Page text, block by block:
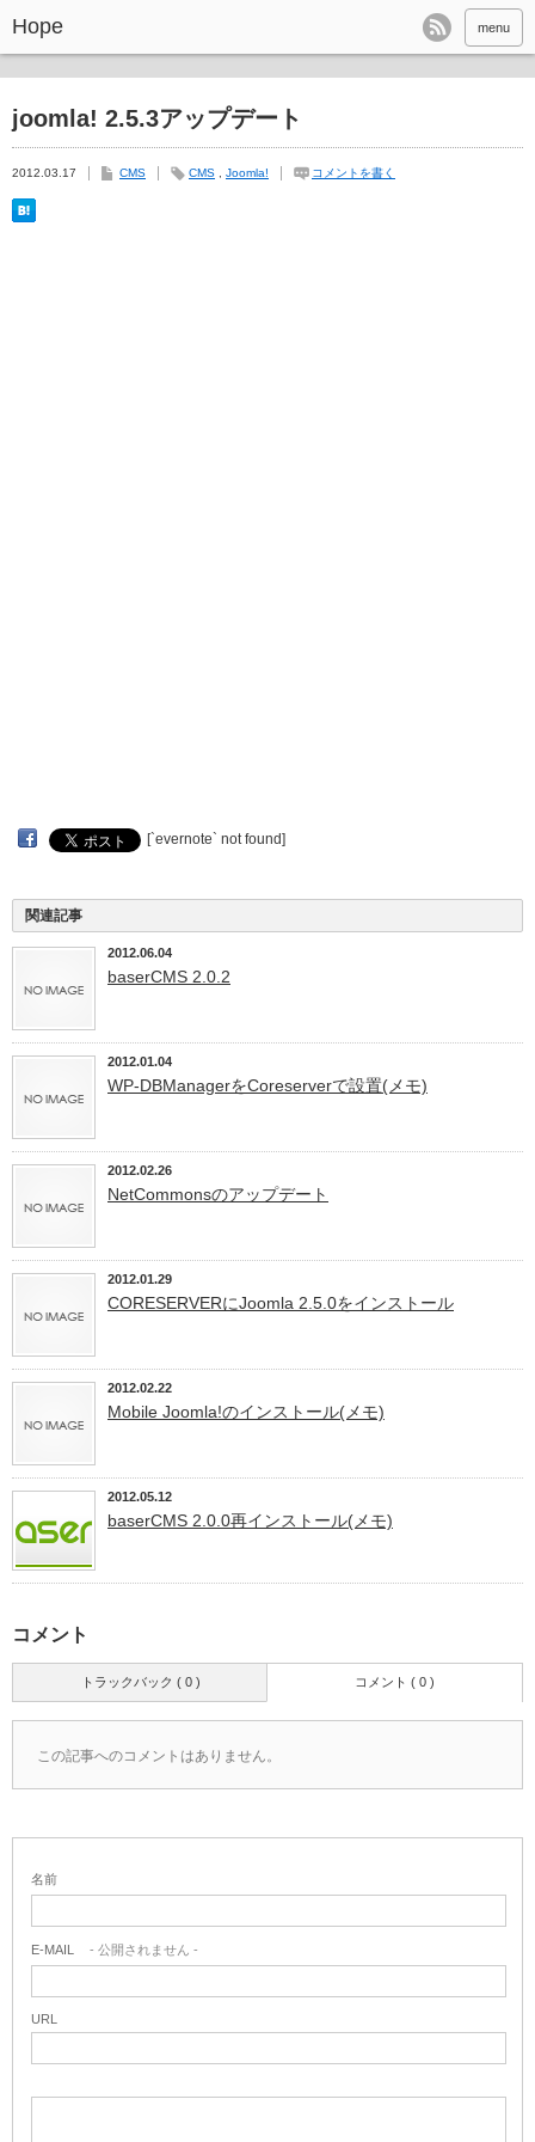
Hope menu
joomla! 2.5.3アップデート
2012.03.17 CMS CMS Joomla! コメントを書く
[`evernote` not found]
関連記事
2012.06.04
baserCMS 2.0.2
2012.01.04
WP-DBManagerをCoreserverで設置(メモ)
2012.02.26
NetCommonsのアップデート
2012.01.29
CORESERVERにJoomla 2.5.0をインストール
2012.02.22
Mobile Joomla!のインストール(メモ)
2012.05.12
baserCMS 2.0.0再インストール(メモ)
コメント
トラックバック ( 0 ) コメント ( 0 )
この記事へのコメントはありません。
名前
E-MAIL - 公開されません -
URL